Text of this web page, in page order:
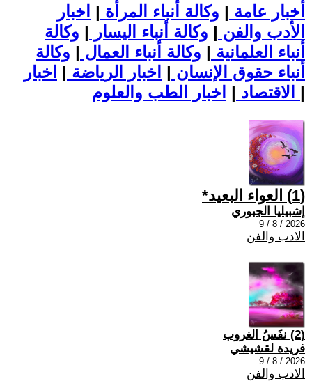
أخبار عامة | وكالة أنباء المرأة | اخبار
الأدب والفن | وكالة أنباء اليسار | وكالة
أنباء العلمانية | وكالة أنباء العمال | وكالة
أنباء حقوق الإنسان | اخبار الرياضة | اخبار
الاقتصاد | |
(1) العواء البعيد*
إشبيليا الجبوري
2026 / 8 / 9
الادب والفن
(2) نفَسُ الغروب
فريدة لقشيشي
2026 / 8 / 9
الادب والفن